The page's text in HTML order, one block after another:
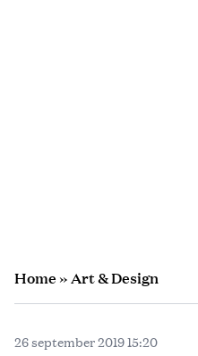
Home» Art & Design
26 september 2019 15:20